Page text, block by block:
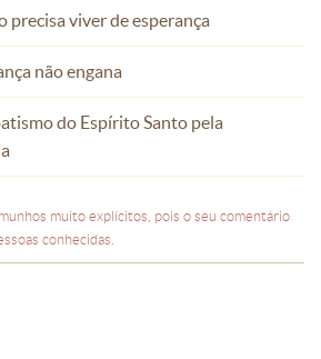
viver de esperança
não engana
do Espírito Santo pela
muito explícitos, pois o seu comentário
conhecidas.